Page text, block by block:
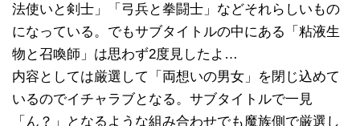
法使いと剣士」「弓兵と拳闘士」などそれらしいもの
になっている。でもサブタイトルの中にある「粘液生
物と召喚師」は思わず2度見したよ…
内容としては厳選して「両想いの男女」を閉じ込めて
いるのでイチャラブとなる。サブタイトルで一見
「ん？」となるような組み合わせでも魔族側で厳選し